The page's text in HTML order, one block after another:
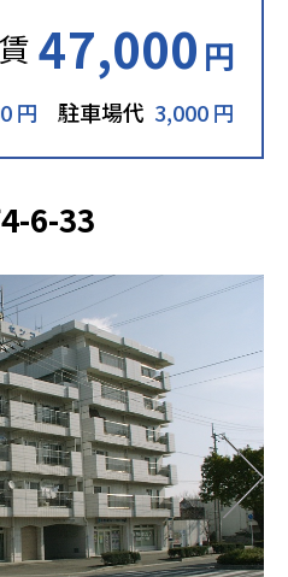
47,000 円
円 駐車場代 3,000 円
6-33